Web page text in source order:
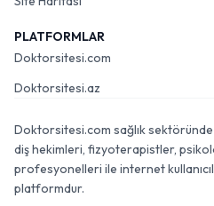
PLATFORMLAR
Doktorsitesi.com
Doktorsitesi.az
Doktorsitesi.com sağlık
diş hekimleri, fizyoterapistler,
profesyonelleri ile internet
platformdur.